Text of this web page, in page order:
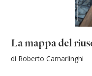
La mappa del
di Roberto Camarlinghi